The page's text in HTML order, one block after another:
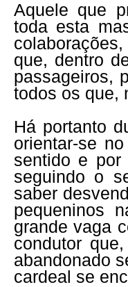
Aquele que
toda esta
que, dentro
passageiros,
todos os que,
Há portanto
orientar-se
sentido e por
seguindo o
saber
pequeninos
grande vaga
condutor
abandonado
cardeal se